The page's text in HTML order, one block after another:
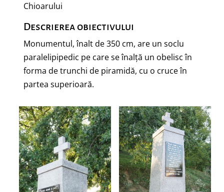
Chioarului
Descrierea obiectivului
Monumentul, înalt de 350 cm, are un soclu
paralelipipedic pe care se înalță un obelisc în
forma de trunchi de piramidă, cu o cruce în
partea superioară.